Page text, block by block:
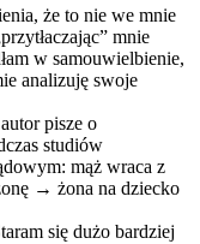
że to nie we mnie
mnie
w samouwielbienie,
analizuję swoje
pisze o
studiów
mąż wraca z
→ żona na dziecko
się dużo bardziej